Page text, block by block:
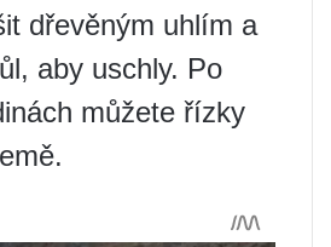
dřevěným uhlím a
aby uschly. Po
můžete řízky